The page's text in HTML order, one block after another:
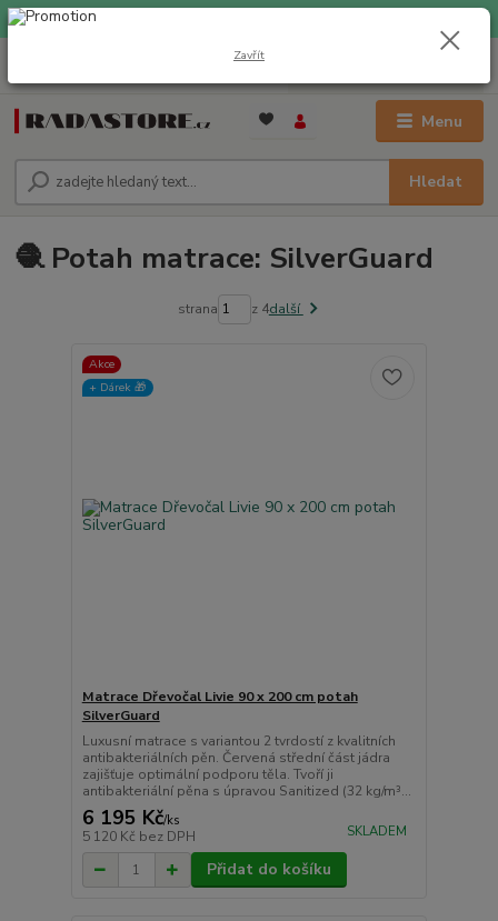
EXPRESNÍ DOPRAVA ZDARMA při nákupu nad 1000 Kč
Menu
Hledat
🧶 Potah matrace: SilverGuard
strana z 4další
Akce
+ Dárek️ 🎁
Matrace Dřevočal Livie 90 x 200 cm potah
SilverGuard
Luxusní matrace s variantou 2 tvrdostí z kvalitních
antibakteriálních pěn. Červená střední část jádra
zajišťuje optimální podporu těla. Tvoří ji
antibakteriální pěna s úpravou Sanitized (32 kg/m³...
6 195 Kč/ks
5 120 Kč bez DPH SKLADEM
Přidat do košíku
Zavřít